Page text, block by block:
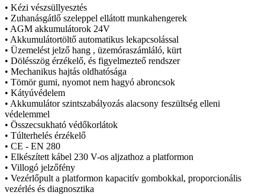
• Kézi vészsüllyesztés
• Zuhanásgátlő szeleppel ellátott munkahengerek
• AGM akkumulátorok 24V
• Akkumulátortöltő automatikus lekapcsolással
• Üzemelést jelző hang , üzemóraszámláló, kürt
• Dölésszög érzékelő, és figyelmezteő rendszer
• Mechanikus hajtás oldhatósága
• Tömör gumi, nyomot nem hagyó abroncsok
• Kátyúvédelem
• Akkumulátor szintszabályozás alacsony feszültség elleni
védelemmel
• Összecsukható védőkorlátok
• Túlterhelés érzékelő
• CE - EN 280
• Elkészített kábel 230 V-os aljzathoz a platformon
• Villogó jelzőfény
• Vezérlőpult a platformon kapacitív gombokkal, proporcionális
vezérlés és diagnosztika